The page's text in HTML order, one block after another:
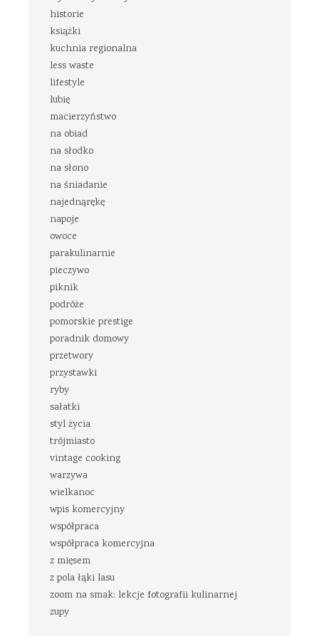
historie
książki
kuchnia regionalna
less waste
lifestyle
lubię
macierzyństwo
na obiad
na słodko
na słono
na śniadanie
najednąrękę
napoje
owoce
parakulinarnie
pieczywo
piknik
podróże
pomorskie prestige
poradnik domowy
przetwory
przystawki
ryby
sałatki
styl życia
trójmiasto
vintage cooking
warzywa
wielkanoc
wpis komercyjny
współpraca
współpraca komercyjna
z mięsem
z pola łąki lasu
zoom na smak: lekcje fotografii kulinarnej
zupy